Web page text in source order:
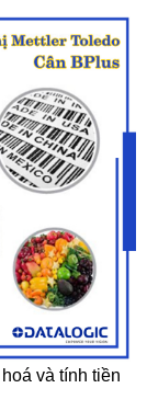
và tính tiền